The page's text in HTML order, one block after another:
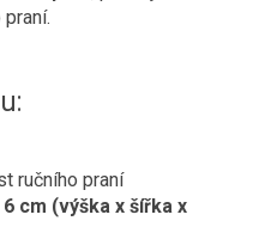
ručního praní
cm (výška x šířka x